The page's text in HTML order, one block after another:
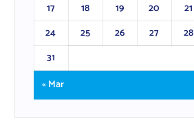
17
18 19 20 21
24
25 26 27 28
31
« Mar